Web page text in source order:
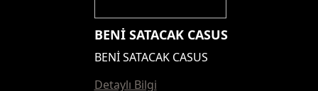
BENİ SATACAK CASUS
BENİ SATACAK CASUS
Detaylı Bilgi